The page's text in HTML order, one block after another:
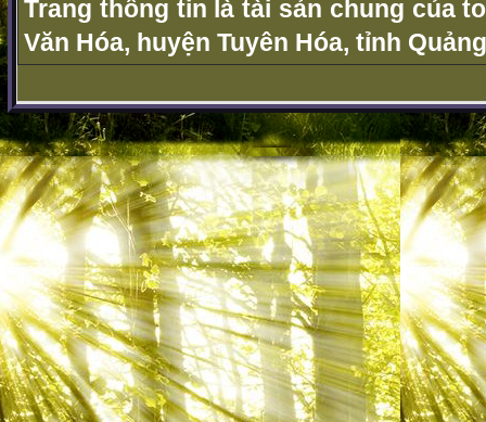
Trang thông tin là tài sản chung của
Văn Hóa, huyện Tuyên Hóa, tỉnh